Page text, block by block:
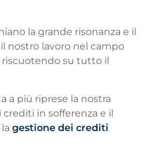
la grande risonanza e il
nostro lavoro nel campo
riscuotendo su tutto il
a più riprese la nostra
in sofferenza e il
gestione dei crediti